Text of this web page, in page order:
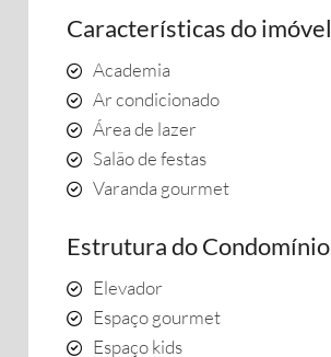
Características do imóvel
Academia
Ar condicionado
Área de lazer
Salão de festas
Varanda gourmet
Estrutura do Condomínio
Elevador
Espaço gourmet
Espaço kids